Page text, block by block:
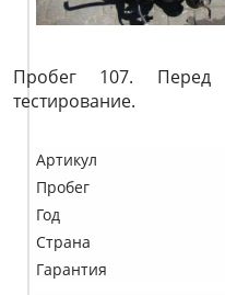
Пробег 107. Перед
тестирование.
Артикул
Пробег
Год
Страна
Гарантия